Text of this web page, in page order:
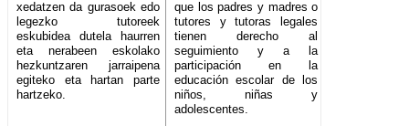
xedatzen da gurasoek edo
legezko tutoreek
eskubidea dutela haurren
eta nerabeen eskolako
hezkuntzaren jarraipena
egiteko eta hartan parte
hartzeko.
que los padres y madres o
tutores y tutoras legales
tienen derecho al
seguimiento y a la
participación en la
educación escolar de los
niños, niñas y
adolescentes.